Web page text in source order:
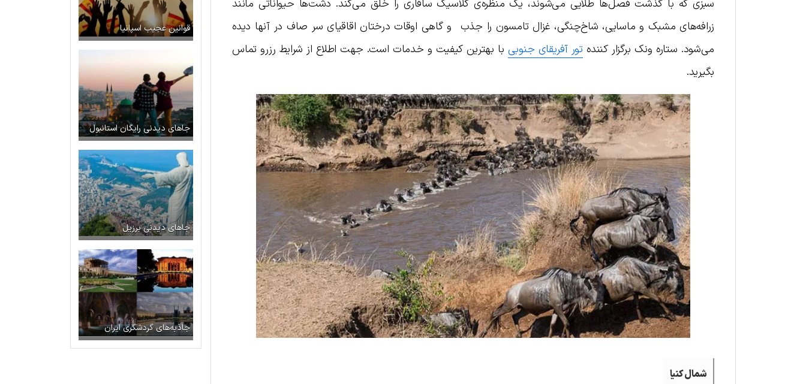
سبزی که با گذشت فصل‌ها طلایی می‌شوند، یک منظره‌ی کلاسیک سافاری را خلق می‌کند. دشت‌ها حیواناتی مانند
زرافه‌های مشبک و ماسایی، شاخ‌چنگی، غزال تامسون را جذب و گاهی اوقات درختان اقاقیای سر صاف در آنها دیده
می‌شود. ستاره ونک برگزار کننده تور آفریقای جنوبی با بهترین کیفیت و خدمات است. جهت اطلاع از شرایط رزرو تماس
بگیرید.
شمال کنیا
قوانین عجیب اسپانیا
جاهای دیدنی رایگان استانبول
جاهای دیدنی برزیل
جاذبه‌های گردشگری ایران